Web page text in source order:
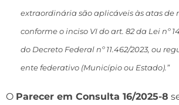
extraordinária são aplicáveis às atas de
conforme o inciso VI do art. 82 da Lei nº
do Decreto Federal nº 11.462/2023, ou
ente federativo (Município ou Estado).”
O Parecer em Consulta 16/2025-8